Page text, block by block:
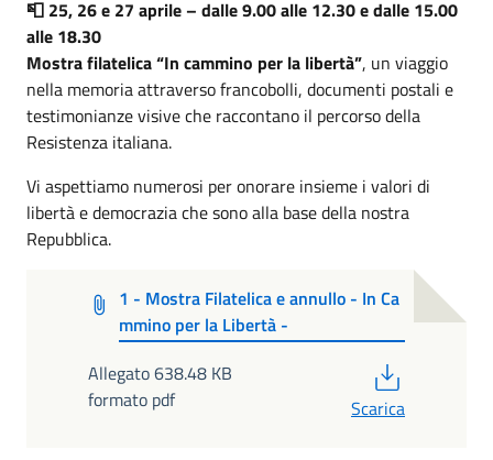
📮 25, 26 e 27 aprile – dalle 9.00 alle 12.30 e dalle 15.00
alle 18.30
Mostra filatelica “In cammino per la libertà”, un viaggio
nella memoria attraverso francobolli, documenti postali e
testimonianze visive che raccontano il percorso della
Resistenza italiana.
Vi aspettiamo numerosi per onorare insieme i valori di
libertà e democrazia che sono alla base della nostra
Repubblica.
1 - Mostra Filatelica e annullo - In Ca
mmino per la Libertà -
Allegato 638.48 KB
formato pdf
Scarica